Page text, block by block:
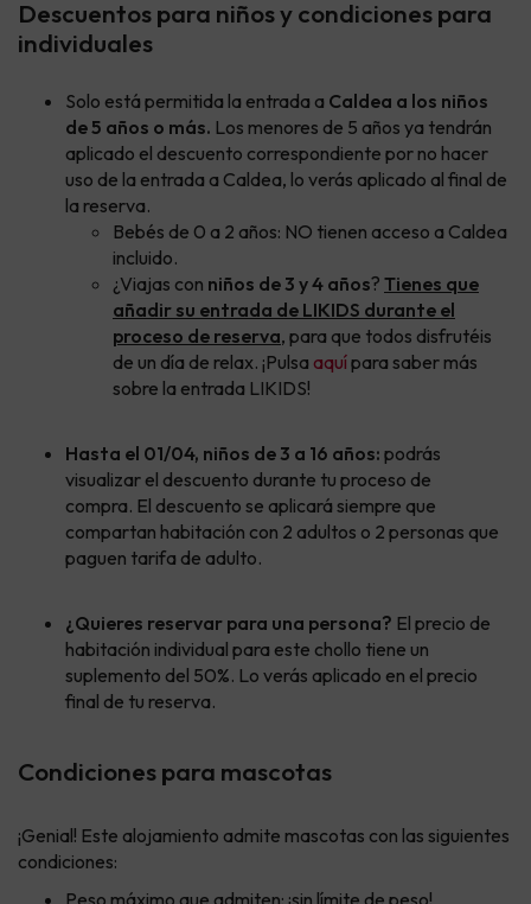
Descuentos para niños y condiciones para
individuales
Solo está permitida la entrada a Caldea a los niños
de 5 años o más. Los menores de 5 años ya tendrán
aplicado el descuento correspondiente por no hacer
uso de la entrada a Caldea, lo verás aplicado al final de
la reserva.
Bebés de 0 a 2 años: NO tienen acceso a Caldea
incluido.
¿Viajas con niños de 3 y 4 años? Tienes que
añadir su entrada de LIKIDS durante el
proceso de reserva, para que todos disfrutéis
de un día de relax. ¡Pulsa aquípara saber más
sobre la entrada LIKIDS!
Hasta el 01/04, niños de 3 a 16 años: podrás
visualizar el descuento durante tu proceso de
compra. El descuento se aplicará siempre que
compartan habitación con 2 adultos o 2 personas que
paguen tarifa de adulto.
¿Quieres reservar para una persona? El precio de
habitación individual para este chollo tiene un
suplemento del 50%. Lo verás aplicado en el precio
final de tu reserva.
Condiciones para mascotas
¡Genial! Este alojamiento admite mascotas con las siguientes
condiciones: